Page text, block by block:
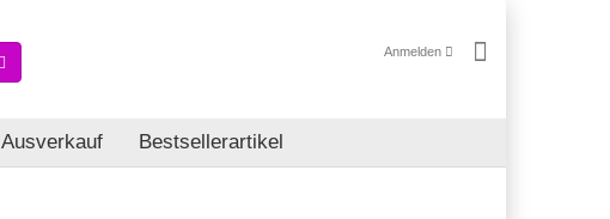
Anmelden
Ausverkauf Bestsellerartikel